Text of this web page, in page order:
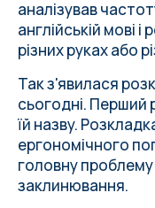
аналізував
англійській мові
різних руках або
Так з'явилася
сьогодні. Перший
їй назву.
ергономічного
головну
заклинювання.